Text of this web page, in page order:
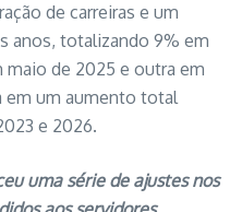
de carreiras e um
anos, totalizando 9% em
maio de 2025 e outra em
em um aumento total
e 2026.
uma série de ajustes nos